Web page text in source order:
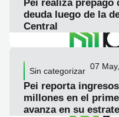
Pei realiza prepago
deuda luego de la
Central
LEER ARTICULO
Sin categorizar 07
Pei reporta
millones en el
avanza en su